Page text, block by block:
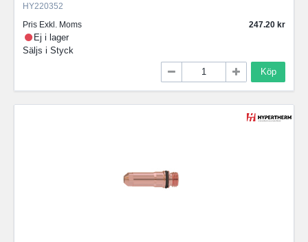
HY220352
Pris Exkl. Moms
247.20
Ej i lager
Säljs i Styck
Köp